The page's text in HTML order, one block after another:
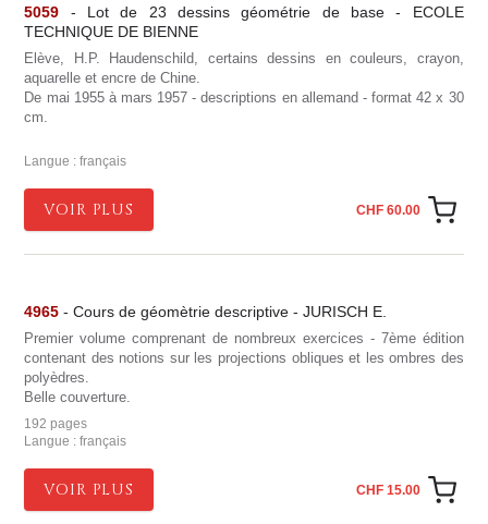
5059 - Lot de 23 dessins géométrie de base - ECOLE
TECHNIQUE DE BIENNE
Elève, H.P. Haudenschild, certains dessins en couleurs, crayon,
aquarelle et encre de Chine.
De mai 1955 à mars 1957 - descriptions en allemand - format 42 x 30
cm.
Langue : français
VOIR PLUS CHF 60.00
4965 - Cours de géomètrie descriptive - JURISCH E.
Premier volume comprenant de nombreux exercices - 7ème édition
contenant des notions sur les projections obliques et les ombres des
polyèdres.
Belle couverture.
192 pages
Langue : français
VOIR PLUS CHF 15.00